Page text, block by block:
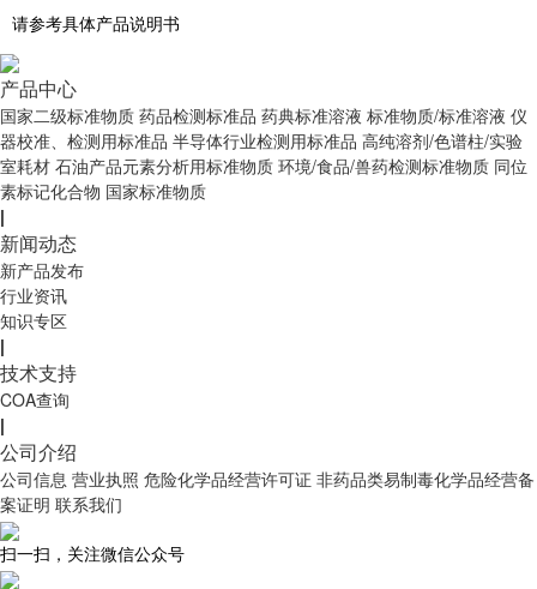
请参考具体产品说明书
产品中心
国家二级标准物质 药品检测标准品 药典标准溶液 标准物质/标准溶液 仪
器校准、检测用标准品 半导体行业检测用标准品 高纯溶剂/色谱柱/实验
室耗材 石油产品元素分析用标准物质 环境/食品/兽药检测标准物质 同位
素标记化合物 国家标准物质
|
新闻动态
新产品发布
行业资讯
知识专区
|
技术支持
COA查询
|
公司介绍
公司信息 营业执照 危险化学品经营许可证 非药品类易制毒化学品经营备
案证明 联系我们
扫一扫，关注微信公众号